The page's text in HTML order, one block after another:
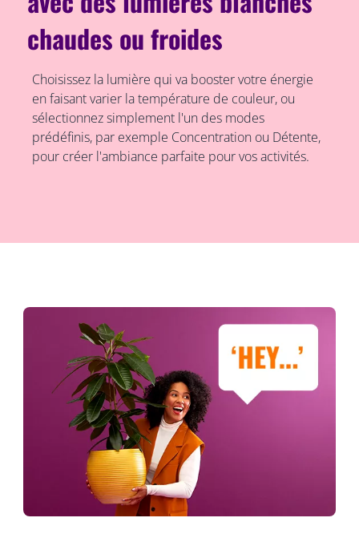
chaudes ou froides
Choisissez la lumière qui va booster votre énergie
en faisant varier la température de couleur, ou
sélectionnez simplement l'un des modes
prédéfinis, par exemple Concentration ou Détente,
pour créer l'ambiance parfaite pour vos activités.